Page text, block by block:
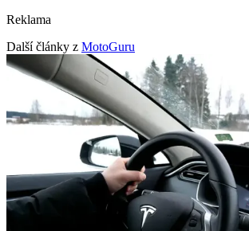
Reklama
Další články z MotoGuru